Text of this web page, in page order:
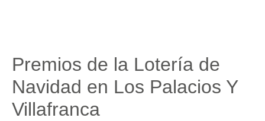
Premios de la Lotería de
Navidad en Los Palacios Y
Villafranca